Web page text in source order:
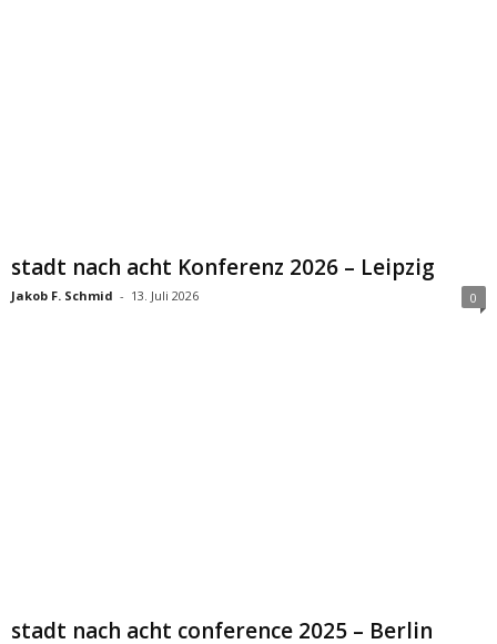
stadt nach acht Konferenz 2026 – Leipzig
Jakob F. Schmid - 13. Juli 2026 0
stadt nach acht conference 2025 – Berlin